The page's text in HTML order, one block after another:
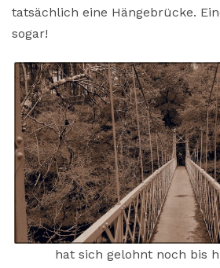
tatsächlich eine Hängebrücke.
sogar!
hat sich gelohnt noch bis